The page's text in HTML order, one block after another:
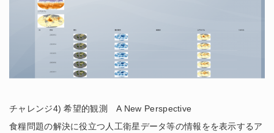
チャレンジ4) 希望的観測 A New Perspective
食糧問題の解決に役立つ人工衛星データ等の情報をを表示するア